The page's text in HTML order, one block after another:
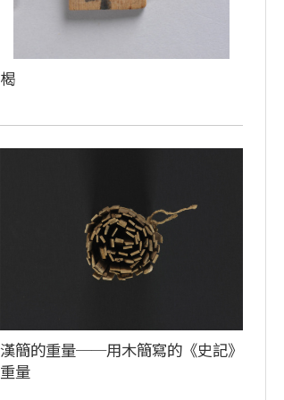
楬
漢簡的重量──用木簡寫的《史記》
重量